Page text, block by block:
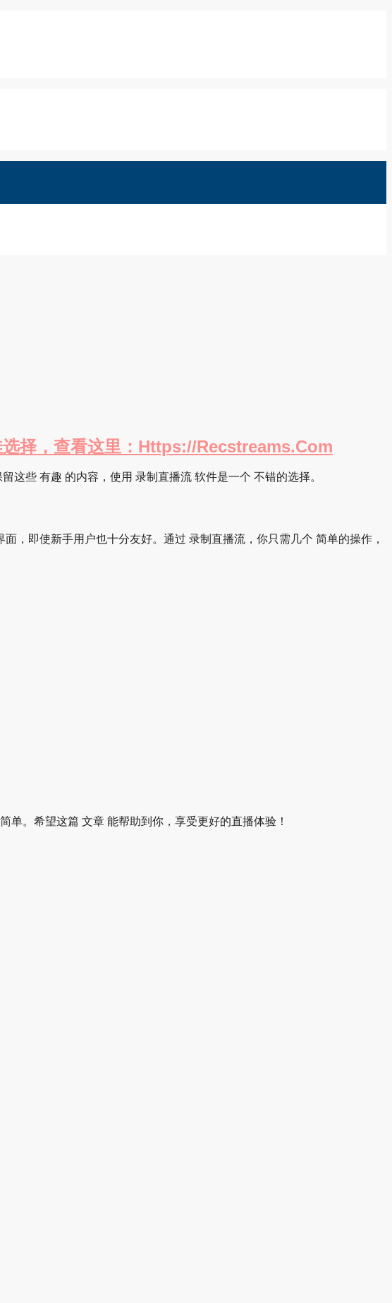
选择，查看这里：https://recstreams.com
这些 有趣 的内容，使用 录制直播流 软件是一个 不错的选择。
，即使新手用户也十分友好。通过 录制直播流，你只需几个 简单的操作，
。希望这篇 文章 能帮助到你，享受更好的直播体验！